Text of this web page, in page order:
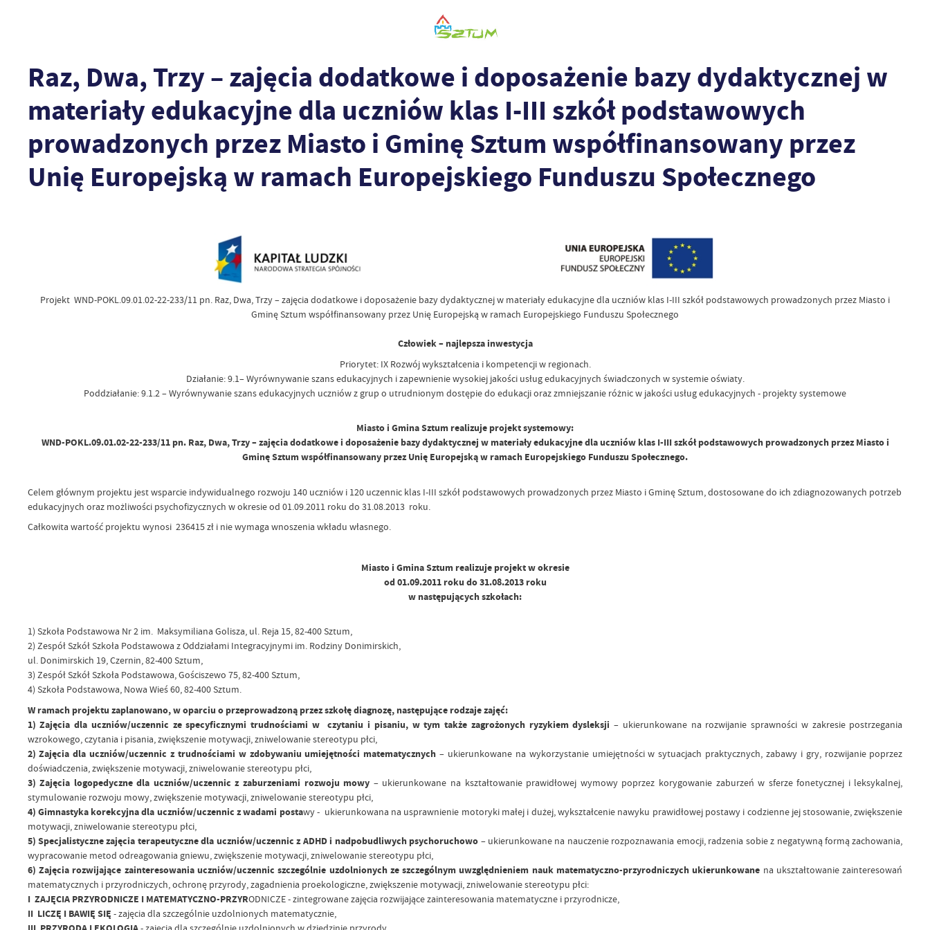
Raz, Dwa, Trzy – zajęcia dodatkowe i doposażenie bazy dydaktycznej w
materiały edukacyjne dla uczniów klas I-III szkół podstawowych
prowadzonych przez Miasto i Gminę Sztum współfinansowany przez
Unię Europejską w ramach Europejskiego Funduszu Społecznego
Projekt WND-POKL.09.01.02-22-233/11 pn. Raz, Dwa, Trzy – zajęcia dodatkowe i doposażenie bazy dydaktycznej w materiały edukacyjne dla uczniów klas I-III szkół podstawowych prowadzonych przez Miasto i
Gminę Sztum współfinansowany przez Unię Europejską w ramach Europejskiego Funduszu Społecznego
Człowiek – najlepsza inwestycja
Priorytet: IX Rozwój wykształcenia i kompetencji w regionach.
Działanie: 9.1– Wyrównywanie szans edukacyjnych i zapewnienie wysokiej jakości usług edukacyjnych świadczonych w systemie oświaty.
Poddziałanie: 9.1.2 – Wyrównywanie szans edukacyjnych uczniów z grup o utrudnionym dostępie do edukacji oraz zmniejszanie różnic w jakości usług edukacyjnych - projekty systemowe
Miasto i Gmina Sztum realizuje projekt systemowy:
WND-POKL.09.01.02-22-233/11 pn. Raz, Dwa, Trzy – zajęcia dodatkowe i doposażenie bazy dydaktycznej w materiały edukacyjne dla uczniów klas I-III szkół podstawowych prowadzonych przez Miasto i
Gminę Sztum współfinansowany przez Unię Europejską w ramach Europejskiego Funduszu Społecznego.
Celem głównym projektu jest wsparcie indywidualnego rozwoju 140 uczniów i 120 uczennic klas I-III szkół podstawowych prowadzonych przez Miasto i Gminę Sztum, dostosowane do ich zdiagnozowanych potrzeb
edukacyjnych oraz możliwości psychofizycznych w okresie od 01.09.2011 roku do 31.08.2013 roku.
Całkowita wartość projektu wynosi 236415 zł i nie wymaga wnoszenia wkładu własnego.
Miasto i Gmina Sztum realizuje projekt w okresie
od 01.09.2011 roku do 31.08.2013 roku
w następujących szkołach:
1) Szkoła Podstawowa Nr 2 im. Maksymiliana Golisza, ul. Reja 15, 82-400 Sztum,
2) Zespół Szkół Szkoła Podstawowa z Oddziałami Integracyjnymi im. Rodziny Donimirskich,
ul. Donimirskich 19, Czernin, 82-400 Sztum,
3) Zespół Szkół Szkoła Podstawowa, Gościszewo 75, 82-400 Sztum,
4) Szkoła Podstawowa, Nowa Wieś 60, 82-400 Sztum.
W ramach projektu zaplanowano, w oparciu o przeprowadzoną przez szkołę diagnozę, następujące rodzaje zajęć:
1) Zajęcia dla uczniów/uczennic ze specyficznymi trudnościami w czytaniu i pisaniu, w tym także zagrożonych ryzykiem dysleksji – ukierunkowane na rozwijanie sprawności w zakresie postrzegania
wzrokowego, czytania i pisania, zwiększenie motywacji, zniwelowanie stereotypu płci,
2) Zajęcia dla uczniów/uczennic z trudnościami w zdobywaniu umiejętności matematycznych – ukierunkowane na wykorzystanie umiejętności w sytuacjach praktycznych, zabawy i gry, rozwijanie poprzez
doświadczenia, zwiększenie motywacji, zniwelowanie stereotypu płci,
3) Zajęcia logopedyczne dla uczniów/uczennic z zaburzeniami rozwoju mowy – ukierunkowane na kształtowanie prawidłowej wymowy poprzez korygowanie zaburzeń w sferze fonetycznej i leksykalnej,
stymulowanie rozwoju mowy, zwiększenie motywacji, zniwelowanie stereotypu płci,
4) Gimnastyka korekcyjna dla uczniów/uczennic z wadami postawy - ukierunkowana na usprawnienie motoryki małej i dużej, wykształcenie nawyku prawidłowej postawy i codzienne jej stosowanie, zwiększenie
motywacji, zniwelowanie stereotypu płci,
5) Specjalistyczne zajęcia terapeutyczne dla uczniów/uczennic z ADHD i nadpobudliwych psychoruchowo – ukierunkowane na nauczenie rozpoznawania emocji, radzenia sobie z negatywną formą zachowania,
wypracowanie metod odreagowania gniewu, zwiększenie motywacji, zniwelowanie stereotypu płci,
6) Zajęcia rozwijające zainteresowania uczniów/uczennic szczególnie uzdolnionych ze szczególnym uwzględnieniem nauk matematyczno-przyrodniczych ukierunkowane na ukształtowanie zainteresowań
matematycznych i przyrodniczych, ochronę przyrody, zagadnienia proekologiczne, zwiększenie motywacji, zniwelowanie stereotypu płci:
I ZAJĘCIA PRZYRODNICZE I MATEMATYCZNO-PRZYRODNICZE - zintegrowane zajęcia rozwijające zainteresowania matematyczne i przyrodnicze,
II LICZĘ I BAWIĘ SIĘ - zajęcia dla szczególnie uzdolnionych matematycznie,